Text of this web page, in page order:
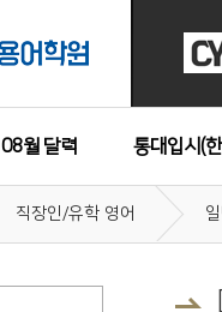
08월 달력 통대입시(
직장인/유학 영어